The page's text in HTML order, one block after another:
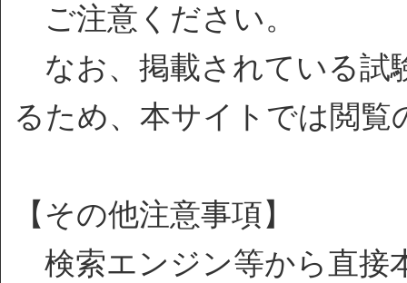
ご注意ください。
なお、掲載されている試
るため、本サイトでは閲
【その他注意事項】
検索エンジン等から直接